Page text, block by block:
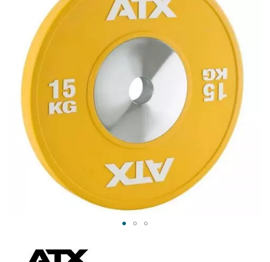
bildgalleriet
början